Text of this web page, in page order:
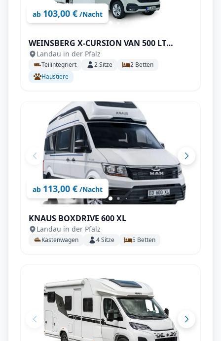
ab 103,00 € /Nacht
WEINSBERG X-CURSION VAN 500 LT
EDITION [PEPPER]
Landau in der Pfalz
Teilintegriert 2Sitze 2 Betten
Haustiere
ab 113,00 € /Nacht
KNAUS BOXDRIVE 600 XL
Landau in der Pfalz
Kastenwagen 4Sitze 5 Betten